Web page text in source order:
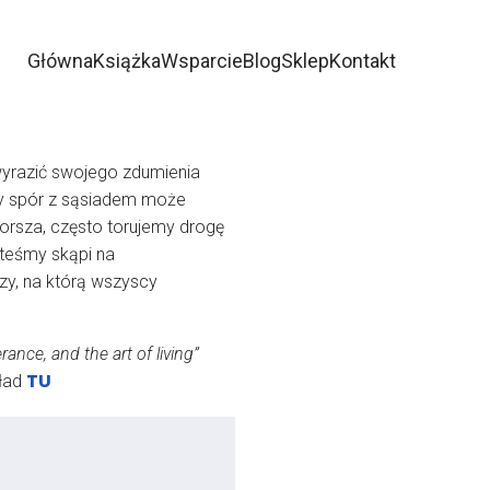
GłównaKsiążkaWsparcieBlogSklepKontakt
swojego zdumienia
spór z sąsiadem może
często torujemy drogę
skąpi na
na którą wszyscy
and the art of living”
TU